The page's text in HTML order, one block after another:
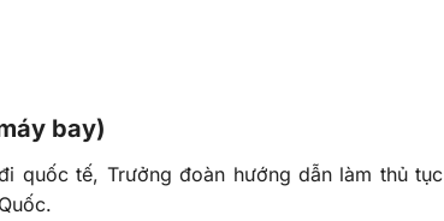
bay)
quốc tế, Trưởng đoàn hướng dẫn làm thủ tục